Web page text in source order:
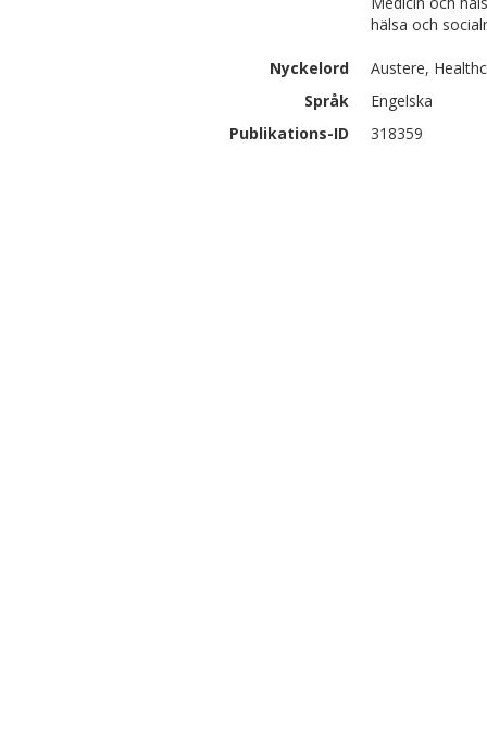
hälsa och
Nyckelord
Austere,
Språk
Engelska
Publikations-ID
318359